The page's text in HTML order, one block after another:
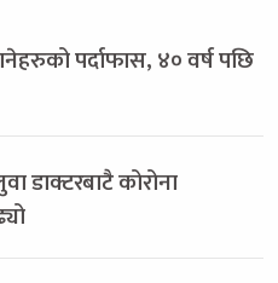
पर्दाफास, ४० वर्ष पछि
डाक्टरबाटै कोरोना